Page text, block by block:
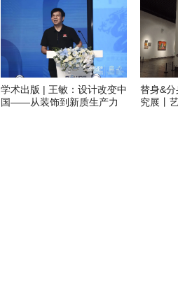
学术出版 | 王敏：设计改变中
国——从装饰到新质生产力
替身&
究展丨